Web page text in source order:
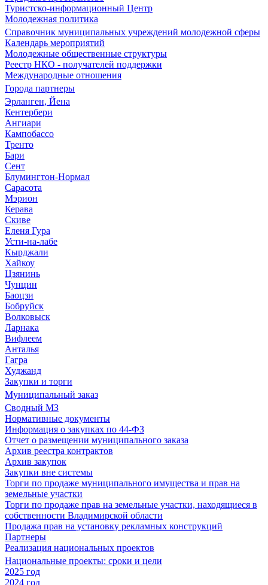
Туристско-информационный Центр
Молодежная политика
Справочник муниципальных учреждений молодежной сферы
Календарь мероприятий
Молодежные общественные структуры
Реестр НКО - получателей поддержки
Международные отношения
Города партнеры
Эрланген, Йена
Кентербери
Ангиари
Кампобассо
Тренто
Бари
Сент
Блумингтон-Нормал
Сарасота
Мэрион
Керава
Скиве
Еленя Гура
Усти-на-лабе
Кырджали
Хайкоу
Цзянинь
Чунцин
Баоцзи
Бобруйск
Волковыск
Ларнака
Вифлеем
Анталья
Гагра
Худжанд
Закупки и торги
Муниципальный заказ
Сводный МЗ
Нормативные документы
Информация о закупках по 44-ФЗ
Отчет о размещении муниципального заказа
Архив реестра контрактов
Архив закупок
Закупки вне системы
Торги по продаже муниципального имущества и прав на
земельные участки
Торги по продаже прав на земельные участки, находящиеся в
собственности Владимирской области
Продажа прав на установку рекламных конструкций
Партнеры
Реализация национальных проектов
Национальные проекты: сроки и цели
2025 год
2024 год